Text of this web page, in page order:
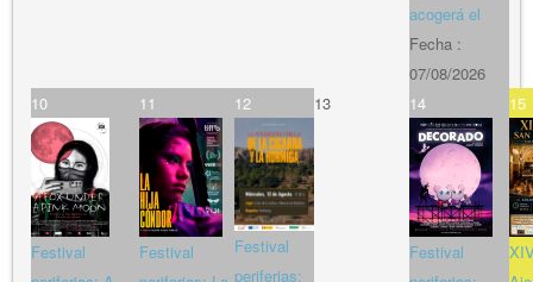
acogerá el
Fecha :
07/08/2026
10
Festival
11
Festival
12
Festival
periferias:
13 14
Festival
15